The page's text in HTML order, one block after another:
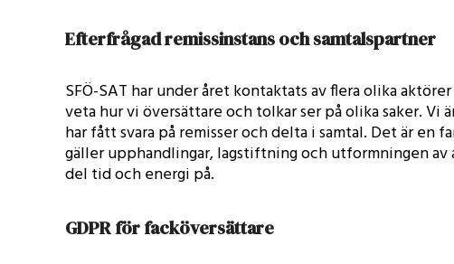
Efterfrågad remissinstans och samtalspartner
SFÖ-SAT har under året kontaktats av flera olika
veta hur vi översättare och tolkar ser på olika saker. Vi
har fått svara på remisser och delta i samtal. Det är en
gäller upphandlingar, lagstiftning och utformningen
del tid och energi på.
GDPR för facköversättare